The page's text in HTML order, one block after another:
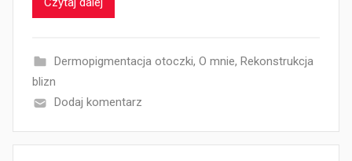
Dermopigmentacja otoczki, O mnie, Rekonstrukcja
blizn
Dodaj komentarz